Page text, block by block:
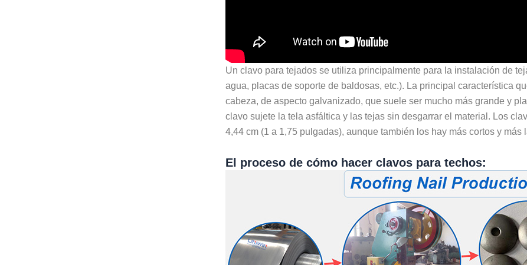
Un clavo para tejados se utiliza principalmente para la instalación de
agua, placas de soporte de baldosas, etc.). La principal característica
cabeza, de aspecto galvanizado, que suele ser mucho más grande y
clavo sujete la tela asfáltica y las tejas sin desgarrar el material. Los
4,44 cm (1 a 1,75 pulgadas), aunque también los hay más cortos y más
El proceso de cómo hacer clavos para techos: